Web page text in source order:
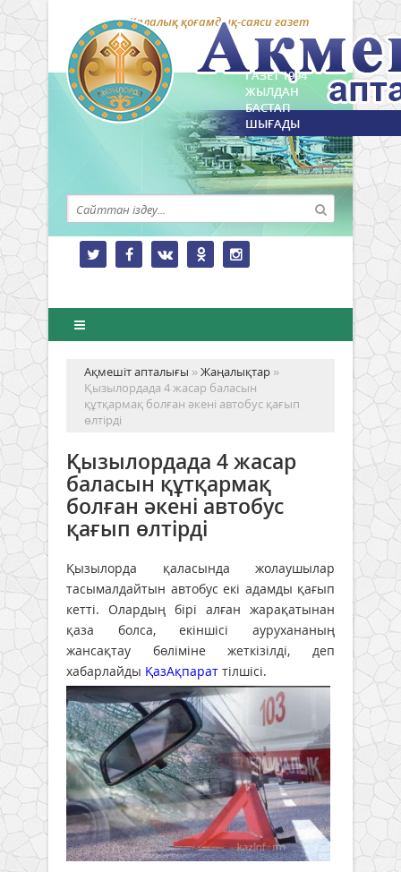
Қалалық қоғамдық-саяси газет
ГАЗЕТ 1994
ЖЫЛДАН
БАСТАП
ШЫҒАДЫ
Ақмешіт апталығы »Жаңалықтар »
Қызылордада 4 жасар баласын
құтқармақ болған әкені автобус қағып
өлтірді
Қызылордада 4 жасар
баласын құтқармақ
болған әкені автобус
қағып өлтірді
Қызылорда қаласында жолаушылар
тасымалдайтын автобус екі адамды қағып
кетті. Олардың бірі алған жарақатынан
қаза болса, екіншісі аурухананың
жансақтау бөліміне жеткізілді, деп
хабарлайды ҚазАқпарат тілшісі.